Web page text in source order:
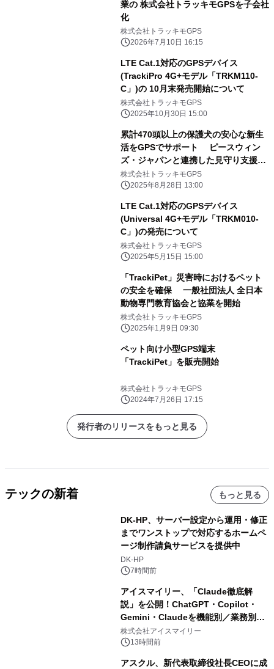
業の 株式会社トラッキモGPSを子会社
化
株式会社トラッキモGPS
2026年7月10日 16:15
LTE Cat.1対応のGPSデバイス
(TrackiPro 4G+モデル「TRKM110-
C」)の 10月末発売開始について
株式会社トラッキモGPS
2025年10月30日 15:00
累計470頭以上の保護犬の安心な新生
活をGPSでサポート ピースウィン
ズ・ジャパンと連携した見守り支援事
業が1周年
株式会社トラッキモGPS
2025年8月28日 13:00
LTE Cat.1対応のGPSデバイス
(Universal 4G+モデル「TRKM010-
C」)の発売について
株式会社トラッキモGPS
2025年5月15日 15:00
「TrackiPet」災害時におけるペット
の安全を確保 一般社団法人 全日本
動物専門教育協会と協業を開始
株式会社トラッキモGPS
2025年1月9日 09:30
ペット向け小型GPS端末
「TrackiPet」を販売開始
株式会社トラッキモGPS
2024年7月26日 17:15
発行者のリリースをもっと見る
テックの新着 もっと見る
DK-HP、サーバー設定から運用・修正
までワンストップで対応するホームペ
ージ制作請負サービスを提供中
DK-HP
7時間前
アイスマイリー、「Claude徹底解
説」を公開！ChatGPT・Copilot・
Gemini・Claudeを機能別／業務別に
比較―自社に合う生成AIの選び方がわ
かる実践ガイド
株式会社アイスマイリー
13時間前
アスクル、新代表取締役社長CEOに成